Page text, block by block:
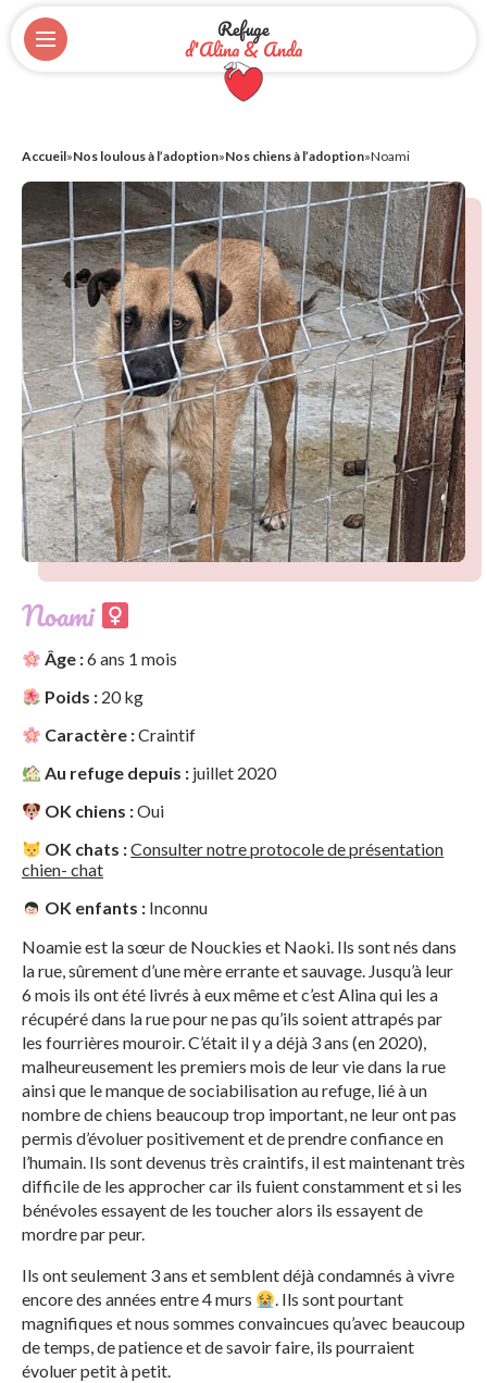
Refuge
d'Alina & Anda
Accueil»Nos loulous à l’adoption»Nos chiens à l’adoption»Noami
Noami
Âge :6 ans 1 mois
Poids : 20 kg
Caractère :Craintif
Au refuge depuis : juillet 2020
OK chiens :Oui
OK chats :Consulter notre protocole de présentation
chien- chat
OK enfants : Inconnu
Noamie est la sœur de Nouckies et Naoki. Ils sont nés dans
la rue, sûrement d’une mère errante et sauvage. Jusqu’à leur
6 mois ils ont été livrés à eux même et c’est Alina qui les a
récupéré dans la rue pour ne pas qu’ils soient attrapés par
les fourrières mouroir. C’était il y a déjà 3 ans (en 2020),
malheureusement les premiers mois de leur vie dans la rue
ainsi que le manque de sociabilisation au refuge, lié à un
nombre de chiens beaucoup trop important, ne leur ont pas
permis d’évoluer positivement et de prendre confiance en
l’humain. Ils sont devenus très craintifs, il est maintenant très
difficile de les approcher car ils fuient constamment et si les
bénévoles essayent de les toucher alors ils essayent de
mordre par peur.
Ils ont seulement 3 ans et semblent déjà condamnés à vivre
encore des années entre 4 murs
. Ils sont pourtant
magnifiques et nous sommes convaincues qu’avec beaucoup
de temps, de patience et de savoir faire, ils pourraient
évoluer petit à petit.